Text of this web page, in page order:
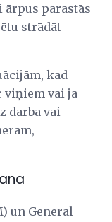
parastās
strādāt
kad
viņiem vai ja
darba vai
un General